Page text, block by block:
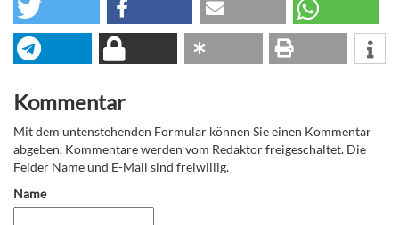
Kommentar
Mit dem untenstehenden Formular können Sie einen Kommentar
abgeben. Kommentare werden vom Redaktor freigeschaltet. Die
Felder Name und E-Mail sind freiwillig.
Name